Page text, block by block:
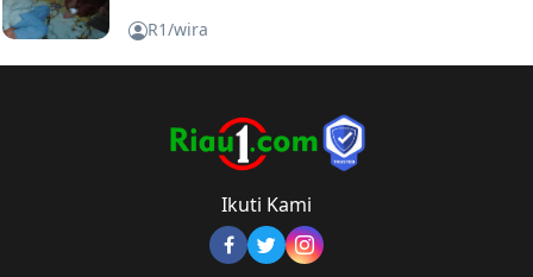
R1/wira
Ikuti Kami